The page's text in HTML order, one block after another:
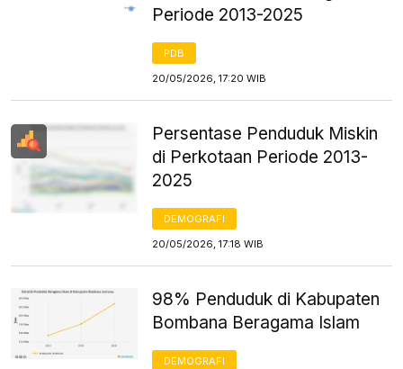
Periode 2013-2025
PDB
20/05/2026, 17:20 WIB
Persentase Penduduk Miskin
di Perkotaan Periode 2013-
2025
DEMOGRAFI
20/05/2026, 17:18 WIB
98% Penduduk di Kabupaten
Bombana Beragama Islam
DEMOGRAFI